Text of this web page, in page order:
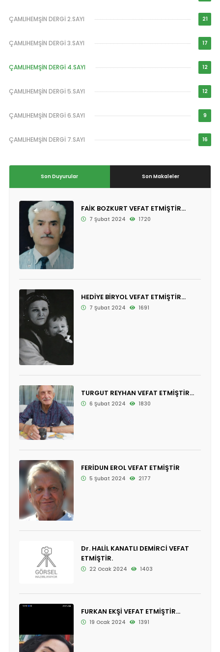
ÇAMLIHEMŞİN DERGİ 2.SAYI 21
ÇAMLIHEMŞİN DERGİ 3.SAYI 17
ÇAMLIHEMŞİN DERGİ 4.SAYI 12
ÇAMLIHEMŞİN DERGİ 5.SAYI 12
ÇAMLIHEMŞİN DERGİ 6.SAYI 9
ÇAMLIHEMŞİN DERGİ 7.SAYI 16
Son Duyurular Son Makaleler
FAİK BOZKURT VEFAT ETMİŞTİR...
7 Şubat 2024 1720
HEDİYE BİRYOL VEFAT ETMİŞTİR...
7 Şubat 2024 1691
TURGUT REYHAN VEFAT ETMİŞTİR...
6 Şubat 2024 1830
FERİDUN EROL VEFAT ETMİŞTİR
5 Şubat 2024 2177
Dr. HALİL KANATLI DEMİRCİ VEFAT
ETMİŞTİR.
22 Ocak 2024 1403
FURKAN EKŞİ VEFAT ETMİŞTİR...
19 Ocak 2024 1391